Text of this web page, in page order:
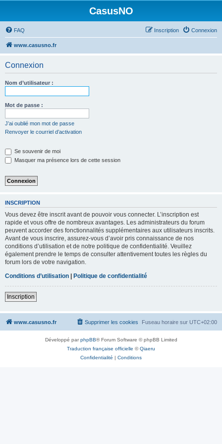
CasusNO
FAQ Connexion
Inscription
www.casusno.fr
Connexion
Nom d’utilisateur :
Mot de passe :
J’ai oublié mon mot de passe
Renvoyer le courriel d’activation
Se souvenir de moi
Masquer ma présence lors de cette session
INSCRIPTION
Vous devez être inscrit avant de pouvoir vous connecter. L’inscription est
rapide et vous offre de nombreux avantages. Les administrateurs du forum
peuvent accorder des fonctionnalités supplémentaires aux utilisateurs inscrits.
Avant de vous inscrire, assurez-vous d’avoir pris connaissance de nos
conditions d’utilisation et de notre politique de confidentialité. Veuillez
également prendre le temps de consulter attentivement toutes les règles du
forum lors de votre navigation.
Conditions d’utilisation | Politique de confidentialité
Inscription
www.casusno.fr Fuseau horaire sur UTC+02:00
Supprimer les cookies
Développé parphpBB® Forum Software © phpBB Limited
Traduction française officielle ©Qiaeru
Confidentialité | Conditions